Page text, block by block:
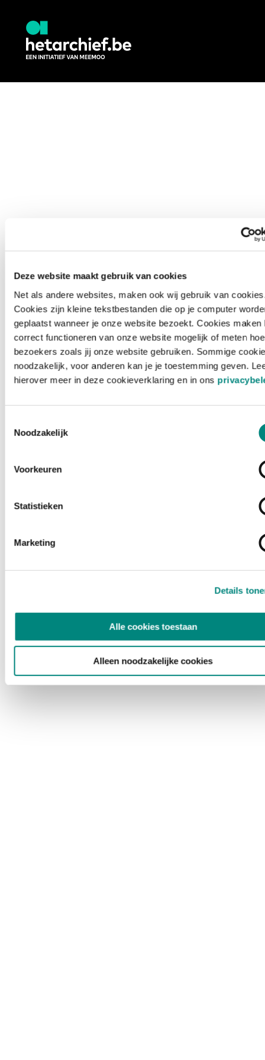
Deze website maakt gebruik van cookies
Net als andere websites, maken ook wij gebruik van
Cookies zijn kleine tekstbestanden die op je computer
geplaatst wanneer je onze website bezoekt. Cookies maken
correct functioneren van onze website mogelijk of meten hoe
bezoekers zoals jij onze website gebruiken. Sommige
noodzakelijk, voor anderen kan je je toestemming geven.
hierover meer in deze cookieverklaring en in ons
Noodzakelijk
Voorkeuren
Statistieken
Marketing
Details
Alle cookies toestaan
Alleen noodzakelijke cookies